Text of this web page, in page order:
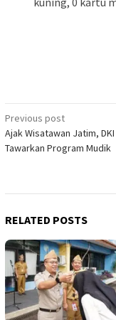
Post
navigation
Previous post
Ajak Wisatawan Jatim, DKI
Tawarkan Program Mudik
RELATED POSTS